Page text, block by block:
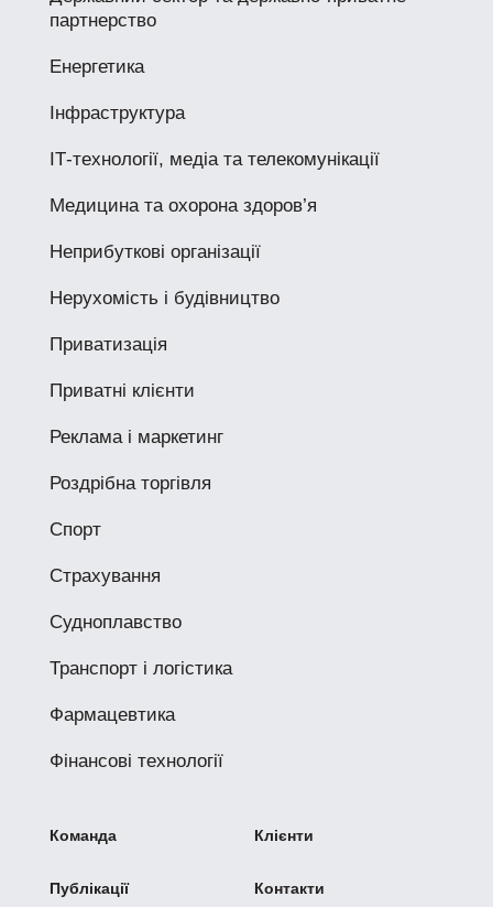
партнерство
Енергетика
Інфраструктура
ІТ-технології, медіа та телекомунікації
Медицина та охорона здоров’я
Неприбуткові організації
Нерухомість і будівництво
Приватизація
Приватні клієнти
Реклама і маркетинг
Роздрібна торгівля
Спорт
Страхування
Судноплавство
Транспорт і логістика
Фармацевтика
Фінансові технології
Команда Клієнти
Публікації Контакти